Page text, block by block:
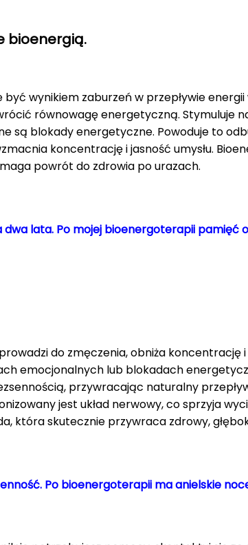
bioenergią.
wynikiem zaburzeń w przepływie energii
równowagę energetyczną. Stymuluje
są blokady energetyczne. Powoduje to
koncentrację i jasność umysłu.
powrót do zdrowia po urazach.
dwa lata. Po mojej bioenergoterapii pamięć
do zmęczenia, obniża koncentrację
emocjonalnych lub blokadach
przywracając naturalny
jest układ nerwowy, co sprzyja
która skutecznie przywraca zdrowy,
Po bioenergoterapii ma anielskie